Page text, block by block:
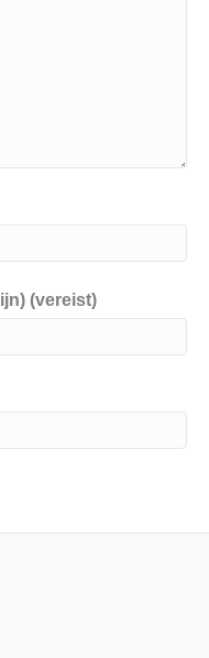
(vereist)